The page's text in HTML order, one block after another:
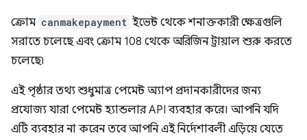
ক্রোম canmakepayment ইভেন্ট থেকে শনাক্তকারী ক্ষেত্রগুলি
সরাতে চলেছে এবং ক্রোম 108 থেকে অরিজিন ট্রায়াল শুরু করতে
চলেছে৷
এই পৃষ্ঠার তথ্য শুধুমাত্র পেমেন্ট অ্যাপ প্রদানকারীদের জন্য
প্রযোজ্য যারা পেমেন্ট হ্যান্ডলার API ব্যবহার করে। আপনি যদি
এটি ব্যবহার না করেন তবে আপনি এই নির্দেশাবলী এড়িয়ে যেতে